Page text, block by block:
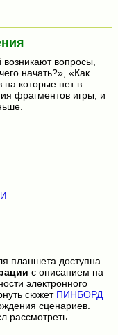
возникают вопросы,
начать?», «Как
на которые нет в
фрагментов игры, и
планшета доступна
с описанием на
электронного
сюжет ПИНБОРД
сценариев.
рассмотреть